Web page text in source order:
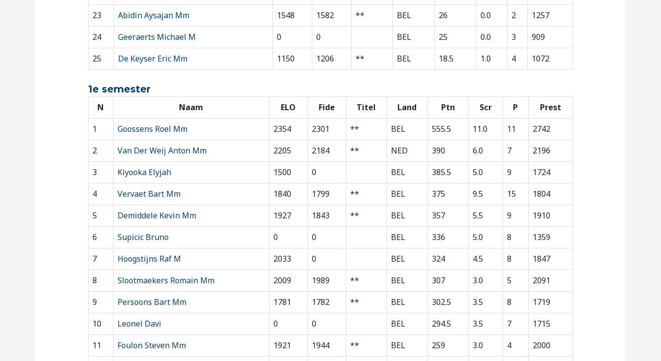
23
Abidin Aysajan Mm 1548 1582 ** BEL 26 0.0 2
1257
24
Geeraerts Michael M 0 0 BEL 25 0.0 3
909
25
De Keyser Eric Mm 1150 1206 ** BEL 18.5 1.0 4 1072
1e semester
N Naam ELO Fide Titel Land Ptn Scr P
Prest
1
Goossens Roel Mm 2354 2301 ** BEL 555.5 11.0 11
2742
2
Van Der Weij Anton Mm 2205 2184 ** NED 390 6.0 7
2196
3
Kiyooka Elyjah 1500 0 BEL 385.5 5.0 9
1724
4
Vervaet Bart Mm 1840 1799 ** BEL 375 9.5 15
1804
5
Demiddele Kevin Mm 1927 1843 ** BEL 357 5.5 9
1910
6
Supicic Bruno 0 0 BEL 336 5.0 8
1359
7
Hoogstijns Raf M 2033 0 BEL 324 4.5 8
1847
8
Slootmaekers Romain Mm 2009 1989 ** BEL 307 3.0 5
2091
9
Persoons Bart Mm 1781 1782 ** BEL 302.5 3.5 8
1719
10
Leonel Davi 0 0 BEL 294.5 3.5 7
1715
11
Foulon Steven Mm 1921 1944 ** BEL 259 3.0 4 2000